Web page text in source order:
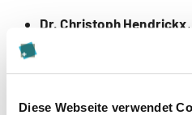
Diese Webseite verwendet
Dr. Christoph Hendrickx
,
Dr. Teddy Amberg,